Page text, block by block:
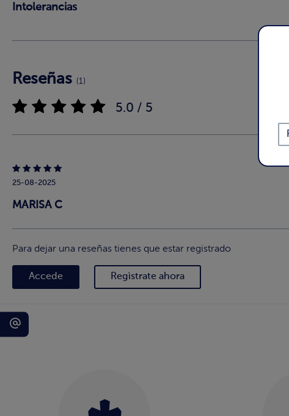
Intolerancias
Reseñas (1)
5.0 / 5
25-08-2025
MARISA C
Para dejar una reseñas tienes que estar registrado
Accede Regìstrate ahora